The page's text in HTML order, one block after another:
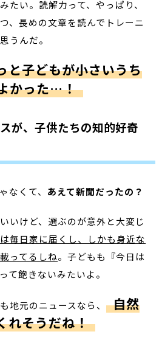
たい。読解力って、やっぱり、
、長めの文章を読んでトレーニ
うんだ。
と子どもが小さいうち
かった…！
が、子供たちの知的好奇
なくて、 あえて新聞だったの？
いけど、選ぶのが意外と大変じ
毎日家に届くし、しかも身近な
ってるしね。子どもも『今日は
て飽きないみたいよ。
地元のニュースなら、 自然
れそうだね！